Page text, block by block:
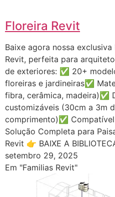
Floreira Revit
Baixe agora nossa
Revit, perfeita para
de exteriores: ✅ 20+
floreiras e jardineiras✅
fibra, cerâmica, madeira)✅
customizáveis (30cm a 3m
comprimento)✅
Solução Completa para
Revit 👉 BAIXE A
setembro 29, 2025
Em "Familias Revit"